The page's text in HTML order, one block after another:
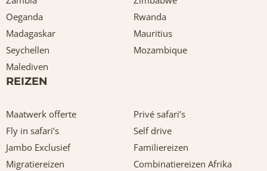
Oeganda
Rwanda
Madagaskar
Mauritius
Seychellen
Mozambique
Malediven
REIZEN
Maatwerk offerte
Privé safari’s
Fly in safari’s
Self drive
Jambo Exclusief
Familiereizen
Migratiereizen
Combinatiereizen Afrika